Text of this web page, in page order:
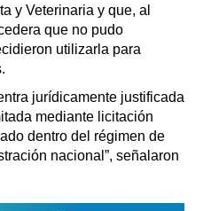
y Veterinaria y que, al
que no pudo
utilizarla para
jurídicamente justificada
mediante licitación
dentro del régimen de
nacional”, señalaron